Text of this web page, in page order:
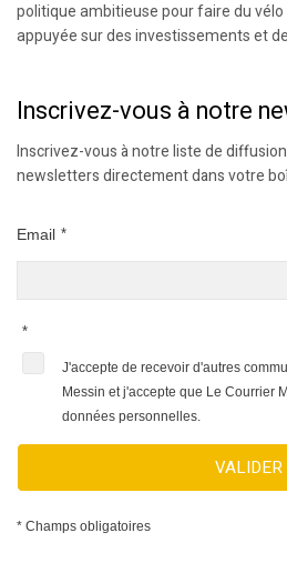
politique ambitieuse pour faire du vélo
appuyée sur des investissements et
Inscrivez-vous à notre
Inscrivez-vous à notre liste de
newsletters directement dans votre
Email *
*
J'accepte de recevoir d'autres
Messin et j'accepte que Le Courrier
données personnelles.
VALIDER
* Champs obligatoires